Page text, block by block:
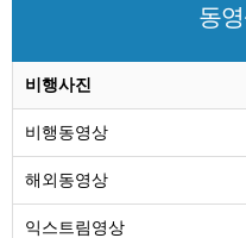
동
비행사진
비행동영상
해외동영상
익스트림영상